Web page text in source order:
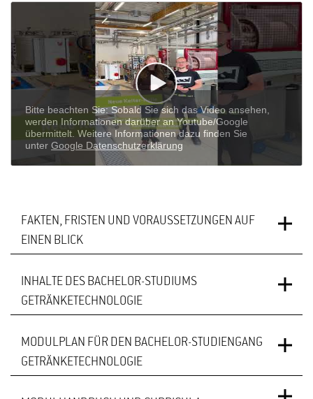
FAKTEN, FRISTEN UND VORAUSSETZUNGEN AUF
EINEN BLICK
STUDIENABSCHLUSS
REGELSTUDIENZEIT 6 Semester
STUDIENBEGINN Wintersemester
INHALTE DES BACHELOR-STUDIUMS
GETRÄNKETECHNOLOGIE
MODULPLAN FÜR DEN BACHELOR-STUDIENGANG
GETRÄNKETECHNOLOGIE